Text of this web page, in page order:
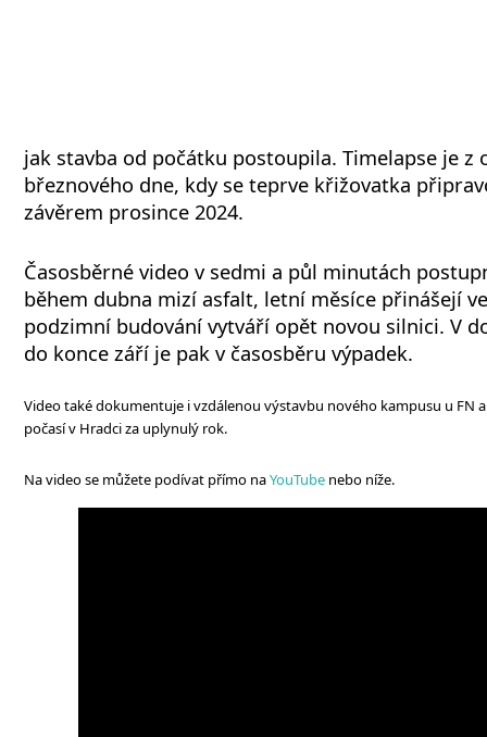
jak stavba od počátku postoupila. Timelapse je z
březnového dne, kdy se teprve křižovatka
závěrem prosince 2024.
Časosběrné video v sedmi a půl minutách
během dubna mizí asfalt, letní měsíce přinášejí
podzimní budování vytváří opět novou silnici. V
do konce září je pak v časosběru výpadek.
Video také dokumentuje i vzdálenou výstavbu nového kampusu u FN
počasí v Hradci za uplynulý rok.
Na video se můžete podívat přímo naYouTube nebo níže.